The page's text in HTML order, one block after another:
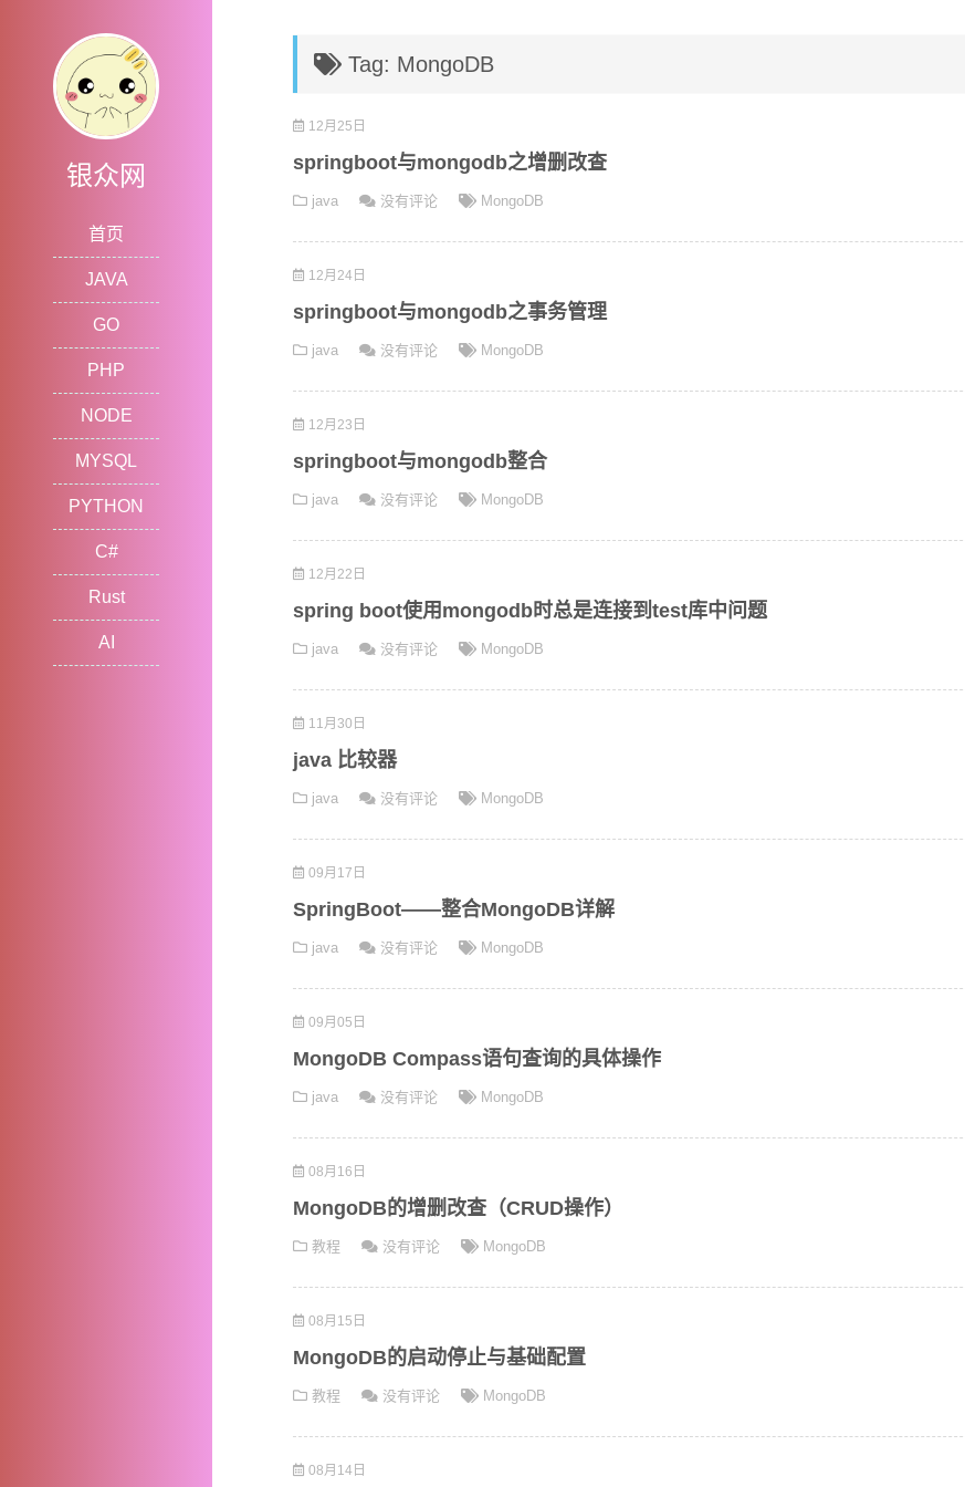
银众网
首页
JAVA
GO
PHP
NODE
MYSQL
PYTHON
C#
Rust
AI
Tag: MongoDB
12月25日
springboot与mongodb之增删改查
java 没有评论 MongoDB
12月24日
springboot与mongodb之事务管理
java 没有评论 MongoDB
12月23日
springboot与mongodb整合
java 没有评论 MongoDB
12月22日
spring boot使用mongodb时总是连接到test库中问题
java 没有评论 MongoDB
11月30日
java 比较器
java 没有评论 MongoDB
09月17日
SpringBoot——整合MongoDB详解
java 没有评论 MongoDB
09月05日
MongoDB Compass语句查询的具体操作
java 没有评论 MongoDB
08月16日
MongoDB的增删改查（CRUD操作）
教程 没有评论 MongoDB
08月15日
MongoDB的启动停止与基础配置
教程 没有评论 MongoDB
08月14日